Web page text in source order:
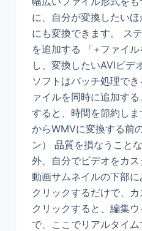
に、自分が変換したい
にも変換できます。 ス
を追加する 「+ファイ
し、変換したいAVIビデ
ソフトはバッチ処理で
ァイルを同時に追加す
すると、時間を節約し
からWMVに変換する前
ン） 品質を損なうこと
外、自分でビデオをカス
動画サムネイルの下部
クリックするだけで、カ
クリックすると、編集
で、ここでリアルタイ